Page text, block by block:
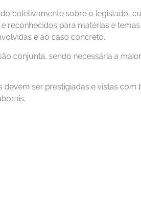
coletivamente sobre o legislado,
reconhecidos para matérias e
e ao caso concreto.
conjunta, sendo necessária a
ser prestigiadas e vistas com